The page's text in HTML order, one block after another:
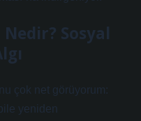
Sosyal
çok net görüyorum:
yeniden